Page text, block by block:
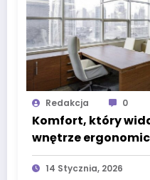
Redakcja 0
Komfort, który
wnętrze
jednocześnie?
14 Stycznia, 2026